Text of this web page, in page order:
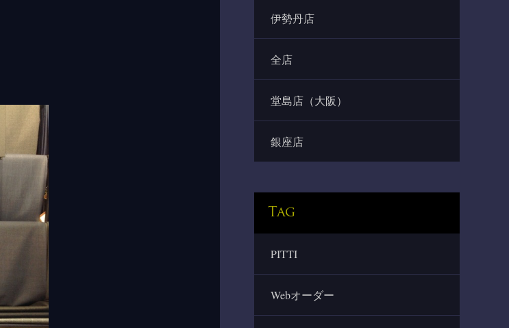
伊勢丹店
全店
堂島店（大阪）
銀座店
Tag
PITTI
Webオーダー